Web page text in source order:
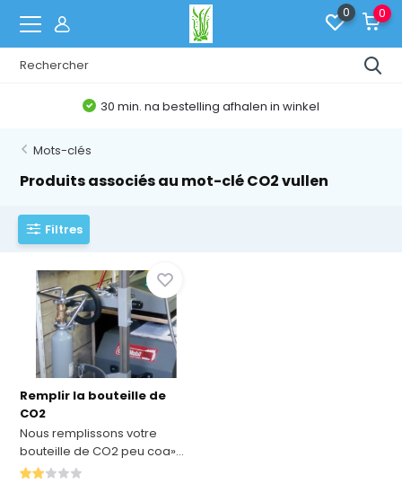
0 0
30 min. na bestelling afhalen in winkel
Mots-clés
Produits associés au mot-clé CO2 vullen
Filtres
Remplir la bouteille de
CO2
Nous remplissons votre
bouteille de CO2 peu coa»...